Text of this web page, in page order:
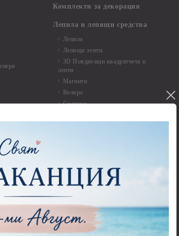
Комплекти за декорация
Лепила и лепящи средства
Лепила
Лепящи ленти
3D Повдигащи квадратчета и
ленти
Магнити
Велкро
Силикон
Макраме Основи - над 15,00 см
Макраме - Други материали
Опаковки
Мебелен обков и аксесоари